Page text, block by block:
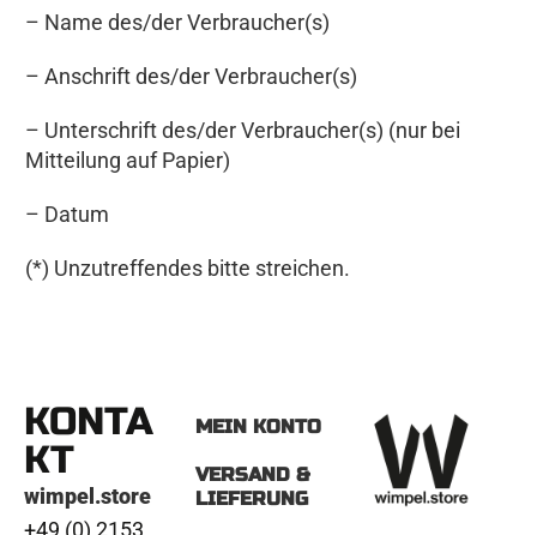
– Name des/der Verbraucher(s)
– Anschrift des/der Verbraucher(s)
– Unterschrift des/der Verbraucher(s) (nur bei
Mitteilung auf Papier)
– Datum
(*) Unzutreffendes bitte streichen.
KONTA
KT
wimpel.store
+49 (0) 2153
MEIN KONTO
VERSAND &
LIEFERUNG